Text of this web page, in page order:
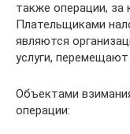
также операции, за
Плательщиками
являются
услуги,
Объектами
операции: